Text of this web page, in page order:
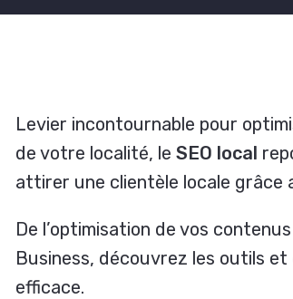
Levier incontournable pour
de votre localité, leSEO local
attirer une clientèle locale grâce
De l’optimisation de vos
Business, découvrez les outils
efficace.